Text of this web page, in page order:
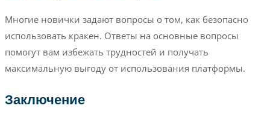
Многие новички задают вопросы о том, как безопасно
использовать кракен. Ответы на основные вопросы
помогут вам избежать трудностей и получать
максимальную выгоду от использования платформы.
Заключение